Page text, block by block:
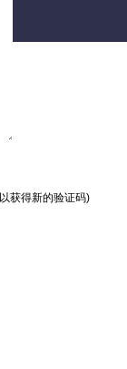
获得新的验证码)